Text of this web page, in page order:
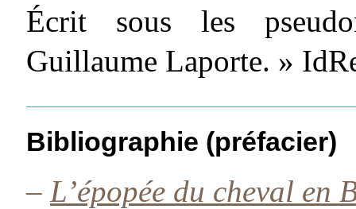
Écrit sous les
Guillaume Laporte. »
Bibliographie (préfacier)
– L’épopée du cheval